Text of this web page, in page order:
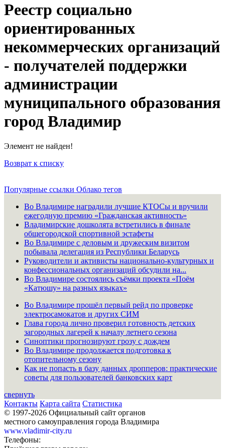
Реестр социально
ориентированных
некоммерческих организаций
- получателей поддержки
администрации
муниципального образования
город Владимир
Элемент не найден!
Возврат к списку
Популярные ссылки Облако тегов
Во Владимире наградили лучшие КТОСы и вручили
ежегодную премию «Гражданская активность»
Владимирские дошколята встретились в финале
общегородской спортивной эстафеты
Во Владимире с деловым и дружеским визитом
побывала делегация из Республики Беларусь
Руководители и активисты национально-культурных и
конфессиональных организаций обсудили на...
Во Владимире состоялись съёмки проекта «Поём
«Катюшу» на разных языках»
Во Владимире прошёл первый рейд по проверке
электросамокатов и других СИМ
Глава города лично проверил готовность детских
загородных лагерей к началу летнего сезона
Синоптики прогнозируют грозу с дождем
Во Владимире продолжается подготовка к
отопительному сезону
Как не попасть в базу данных дропперов: практические
советы для пользователей банковских карт
свернуть
Контакты Карта сайта Статистика
© 1997-2026 Официальный сайт органов
местного самоуправления города Владимира
www.vladimir-city.ru
Телефоны: